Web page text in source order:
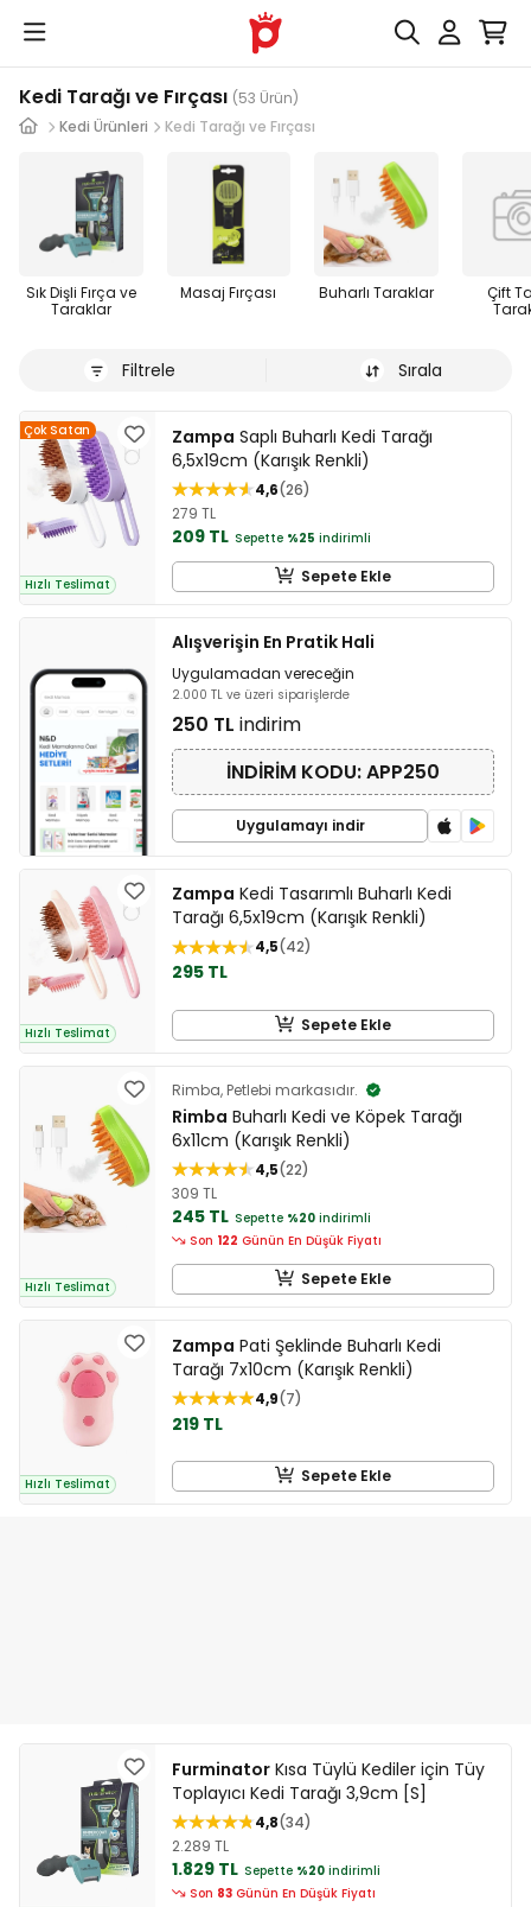
Kedi Tarağı ve Fırçası (53 Ürün)
Kedi Ürünleri
Kedi Tarağı ve Fırçası
Sık Dişli Fırça ve
Taraklar
Masaj Fırçası Buharlı Taraklar
Çift
Filtrele Sırala
Çok Satan
Hızlı Teslimat
Zampa Saplı Buharlı Kedi Tarağı
6,5x19cm (Karışık Renkli)
4,6 26
279 TL
209 TL Sepette %25 indirimli
Sepete Ekle
Alışverişin En Pratik Hali
Uygulamadan vereceğin
2.000 TL ve üzeri siparişlerde
250 TL indirim
İNDİRİM KODU: APP250
Uygulamayı indir
Hızlı Teslimat
Zampa Kedi Tasarımlı Buharlı Kedi
Tarağı 6,5x19cm (Karışık Renkli)
4,5 42
295 TL
Sepete Ekle
Hızlı Teslimat
Rimba, Petlebi markasıdır.
Rimba Buharlı Kedi ve Köpek Tarağı
6x11cm (Karışık Renkli)
4,5 22
309 TL
245 TL Sepette %20 indirimli
Son 122 Günün En Düşük Fiyatı
Sepete Ekle
Hızlı Teslimat
Zampa Pati Şeklinde Buharlı Kedi
Tarağı 7x10cm (Karışık Renkli)
4,9 7
219 TL
Sepete Ekle
Furminator Kısa Tüylü Kediler için Tüy
Toplayıcı Kedi Tarağı 3,9cm [S]
4,8 34
2.289 TL
1.829 TL Sepette %20 indirimli
Son 83 Günün En Düşük Fiyatı